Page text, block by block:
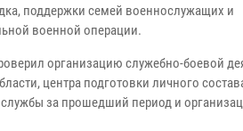
поддержки семей военнослужащих и
военной операции.
организацию служебно-боевой
центра подготовки личного
за прошедший период и